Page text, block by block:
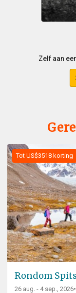
Zelf aan
Tot US$3518 korting
Rondom
26 aug. - 4 sep., 2026•